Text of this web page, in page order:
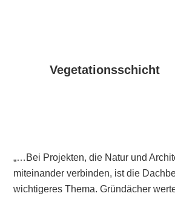
Vegetationsschicht
„…Bei Projekten, die Natur und
miteinander verbinden, ist die
wichtigeres Thema. Gründächer